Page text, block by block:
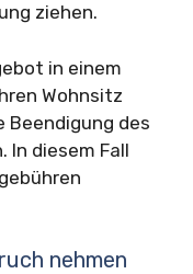
ziehen.
in einem
Wohnsitz
Beendigung des
In diesem Fall
nehmen